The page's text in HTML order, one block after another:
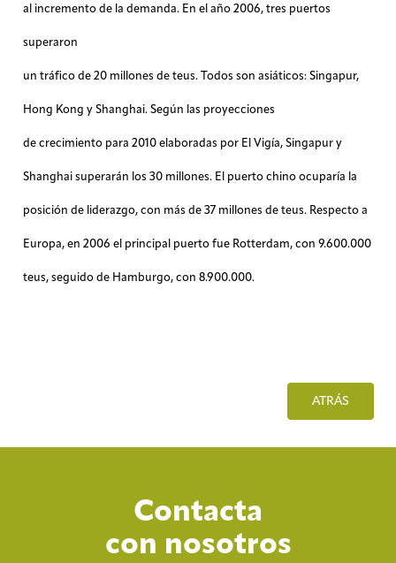
al incremento de la demanda. En el año 2006, tres puertos
superaron
un tráfico de 20 millones de teus. Todos son asiáticos: Singapur,
Hong Kong y Shanghai. Según las proyecciones
de crecimiento para 2010 elaboradas por El Vigía, Singapur y
Shanghai superarán los 30 millones. El puerto chino ocuparía la
posición de liderazgo, con más de 37 millones de teus. Respecto a
Europa, en 2006 el principal puerto fue Rotterdam, con 9.600.000
teus, seguido de Hamburgo, con 8.900.000.
ATRÁS
Contacta
con nosotros